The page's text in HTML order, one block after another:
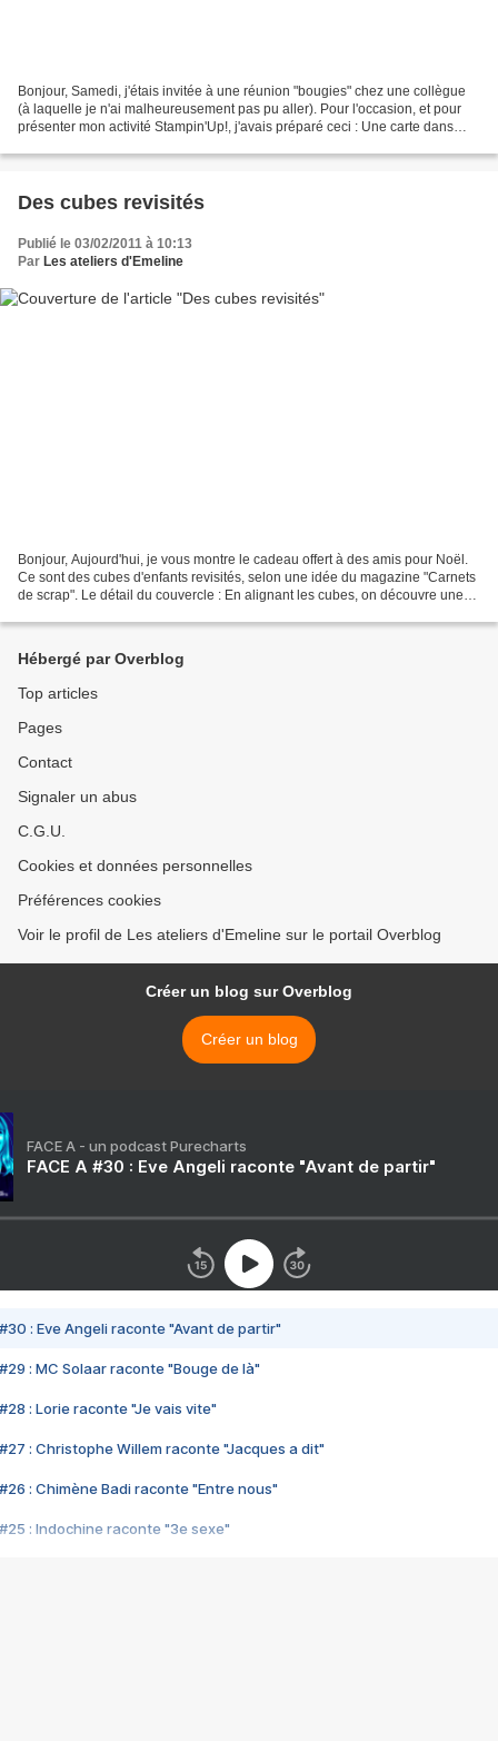
Bonjour, Samedi, j'étais invitée à une réunion "bougies" chez une collègue
(à laquelle je n'ai malheureusement pas pu aller). Pour l'occasion, et pour
présenter mon activité Stampin'Up!, j'avais préparé ceci : Une carte dans
Des cubes revisités
Publié le 03/02/2011 à 10:13
Par Les ateliers d'Emeline
Bonjour, Aujourd'hui, je vous montre le cadeau offert à des amis pour Noël.
Ce sont des cubes d'enfants revisités, selon une idée du magazine "Carnets
de scrap". Le détail du couvercle : En alignant les cubes, on découvre une
Hébergé par Overblog
Top articles
Pages
Contact
Signaler un abus
C.G.U.
Cookies et données personnelles
Préférences cookies
Voir le profil de Les ateliers d'Emeline sur le portail Overblog
Créer un blog sur Overblog
Créer un blog
FACE A - un podcast Purecharts
FACE A #30 : Eve Angeli raconte "Avant de partir"
#30 : Eve Angeli raconte "Avant de partir"
#29 : MC Solaar raconte "Bouge de là"
#28 : Lorie raconte "Je vais vite"
#27 : Christophe Willem raconte "Jacques a dit"
#26 : Chimène Badi raconte "Entre nous"
#25 : Indochine raconte "3e sexe"